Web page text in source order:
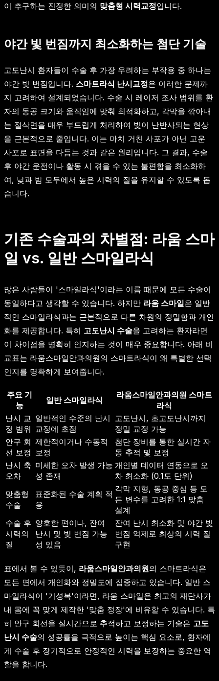
이 추구하는 진정한 의미의 맞춤형 시력교정입니다.
야간 빛 번짐까지 최소화하는 첨단 기술
고도난시 환자들이 수술 후 가장 우려하는 부작용 중 하나는
야간 빛 번짐입니다. 스마트라식 난시교정은 이러한 문제까
지 고려하여 설계되었습니다. 수술 시 레이저 조사 범위를 환
자의 동공 크기와 움직임에 맞춰 최적화하고, 각막을 깎아내
는 절삭면을 매우 부드럽게 처리하여 빛이 난반사되는 현상
을 근본적으로 줄입니다. 이는 마치 거친 사포가 아닌 고운
사포로 표면을 다듬는 것과 같은 원리입니다. 그 결과, 수술
후 야간 운전이나 활동 시 겪을 수 있는 불편함을 최소화하
여, 낮과 밤 모두에서 높은 시력의 질을 유지할 수 있도록 돕
습니다.
기존 수술과의 차별점: 라움 스마
일 vs. 일반 스마일라식
많은 사람들이 '스마일라식'이라는 이름 때문에 모든 수술이
동일하다고 생각할 수 있습니다. 하지만 라움 스마일은 일반
적인 스마일라식과는 근본적으로 다른 차원의 정밀함과 개인
화를 제공합니다. 특히 고도난시 수술을 고려하는 환자라면
이 차이점을 명확히 인지하는 것이 매우 중요합니다. 아래 비
교표는 라움스마일안과의원의 스마트라식이 왜 특별한 선택
인지를 명확하게 보여줍니다.
주요 기
능
일반 스마일라식
라움스마일안과의원 스마트
라식
난시 교
정 범위
일반적인 수준의 난시
교정에 초점
고도난시, 초고도난시까지
정밀 교정 가능
안구 회
선 보정
제한적이거나 수동적
보정
첨단 장비를 통한 실시간 자
동 추적 및 보정
난시 축
오차
미세한 오차 발생 가능
성 존재
개인별 데이터 연동으로 오
차 최소화 (0.1도 단위)
맞춤형
수술
표준화된 수술 계획 적
용
각막 지형, 동공 중심 등 모
든 변수를 고려한 1:1 맞춤
설계
수술 후
시력의
질
양호한 편이나, 잔여
난시 및 빛 번짐 가능
성 있음
잔여 난시 최소화 및 야간 빛
번짐 억제로 최상의 시력 질
구현
표에서 볼 수 있듯이, 라움스마일안과의원의 스마트라식은
모든 면에서 개인화와 정밀도에 집중하고 있습니다. 일반 스
마일라식이 '기성복'이라면, 라움 스마일은 최고의 재단사가
내 몸에 꼭 맞게 제작한 '맞춤 정장'에 비유할 수 있습니다. 특
히 안구 회선을 실시간으로 추적하고 보정하는 기술은 고도
난시 수술의 성공률을 극적으로 높이는 핵심 요소로, 환자에
게 수술 후 장기적으로 안정적인 시력을 보장하는 중요한 역
할을 합니다.